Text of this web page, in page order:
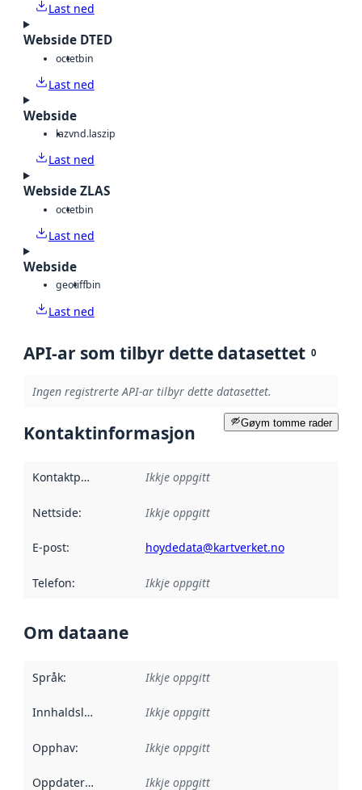
Last ned
Webside DTED
octetbin
Last ned
Webside
lazvnd.laszip
Last ned
Webside ZLAS
octetbin
Last ned
Webside
geotiffbin
Last ned
API-ar som tilbyr dette datasettet 0
Ingen registrerte API-ar tilbyr dette datasettet.
Gøym tomme rader
Kontaktinformasjon
Kontaktpunkt Ikkje oppgitt
Nettside: Ikkje oppgitt
E-post: hoydedata@kartverket.no
Telefon: Ikkje oppgitt
Om dataane
Språk: Ikkje oppgitt
Innhaldsleverandørar :
Ikkje oppgitt
Opphav: Ikkje oppgitt
Oppdateringsfrekvens :
Ikkje oppgitt